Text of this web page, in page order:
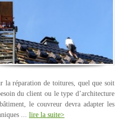
la réparation de toitures, quel que soit
du client ou le type d’architecture
le couvreur devra adapter les
... lire la suite>